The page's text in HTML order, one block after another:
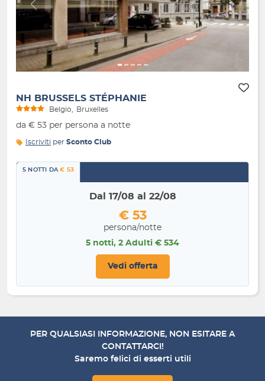
Indietro Avanti
NH BRUSSELS STÉPHANIE
Belgio Bruxelles
da € 53 per persona a notte
Iscriviti per Sconto Club
5 NOTTI DA€ 53
Dal 17/08 al 22/08
€ 53
persona/notte
5 notti, 2 Adulti € 534
Vedi offerta
PER QUALSIASI INFORMAZIONE, NON ESITARE A
CONTATTARCI!
Saremo felici di esserti utili